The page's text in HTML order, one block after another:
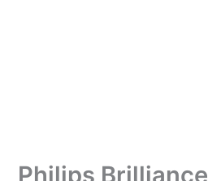
Philips Brilliance